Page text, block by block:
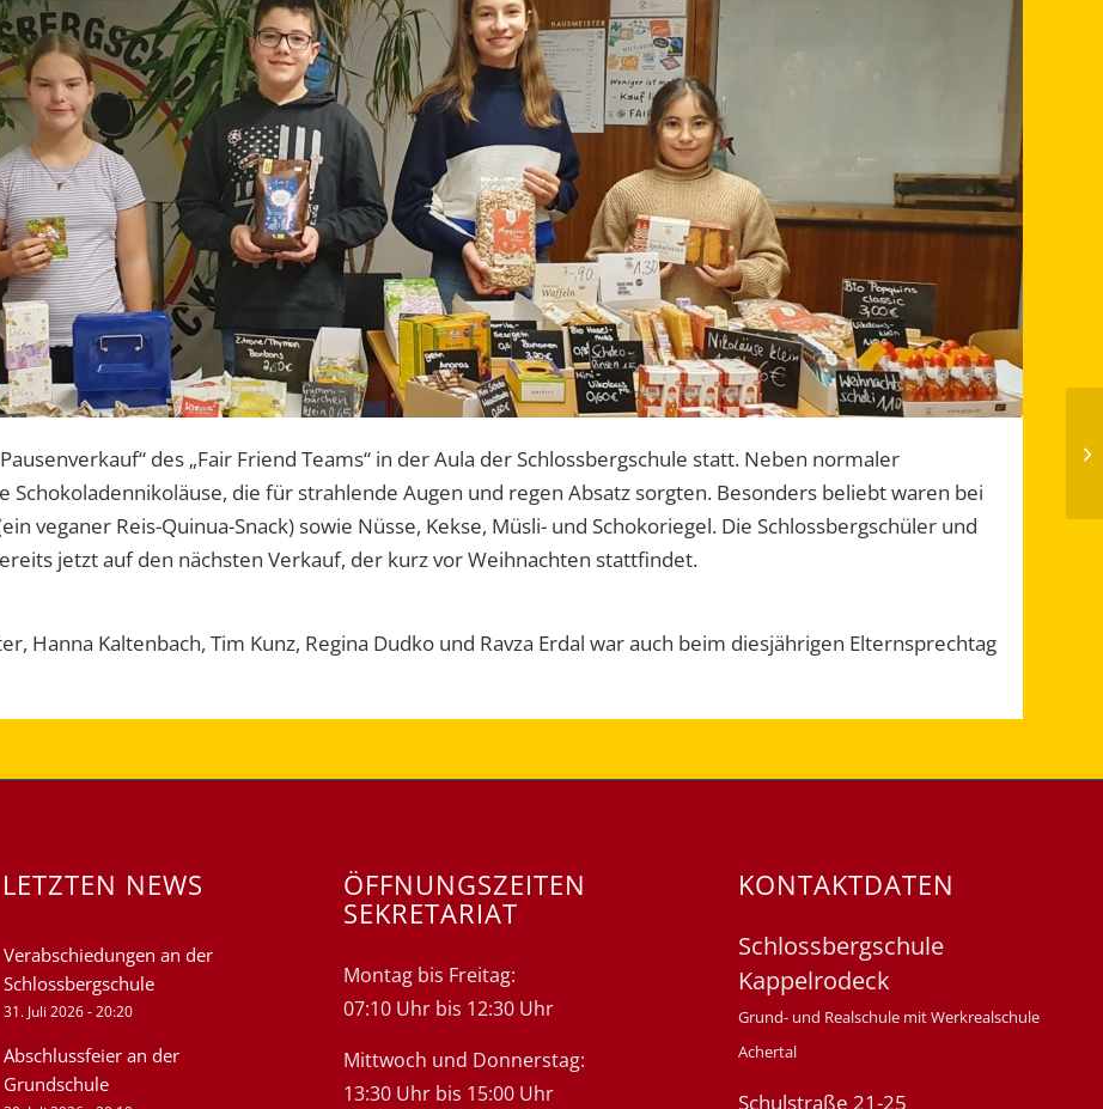
des „Fair Friend Teams“ in der Aula der Schlossbergschule statt. Neben normaler
Schokoladennikoläuse, die für strahlende Augen und regen Absatz sorgten. Besonders beliebt waren bei
veganer Reis-Quinua-Snack) sowie Nüsse, Kekse, Müsli- und Schokoriegel. Die Schlossbergschüler und
jetzt auf den nächsten Verkauf, der kurz vor Weihnachten stattfindet.
Hanna Kaltenbach, Tim Kunz, Regina Dudko und Ravza Erdal war auch beim diesjährigen Elternsprechtag
NEWS
Verabschiedungen an der
Schlossbergschule
31. Juli 2026 - 20:20
Abschlussfeier an der
Grundschule
ÖFFNUNGSZEITEN
SEKRETARIAT
Montag bis Freitag:
07:10 Uhr bis 12:30 Uhr
Mittwoch und Donnerstag:
13:30 Uhr bis 15:00 Uhr
KONTAKTDATEN
Schlossbergschule
Kappelrodeck
Grund- und Realschule mit Werkrealschule
Achertal
Schulstraße 21-25